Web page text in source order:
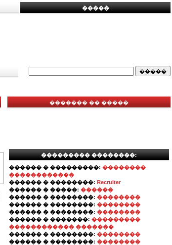
�����
������� �� �����
��������� ��������:
������ � ���������: ��������
������������
������ � ��������: Recruiter
������ � �����: ������
������ � ��������: ��������
������ � ��������: ��������
������ � ��������: ��������
������ � �������: ���������
������������ �������
������ � ��������: ��������
������ � ��������: ��������